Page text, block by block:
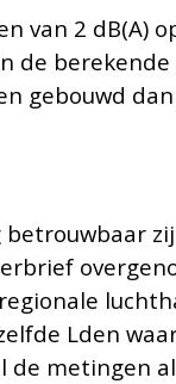
van 2 dB(A)
de
gebouwd
Lden
de metingen